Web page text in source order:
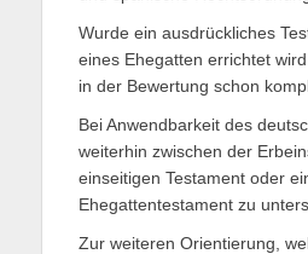
Wurde ein ausdrückliches
eines Ehegatten errichtet
in der Bewertung schon
Bei Anwendbarkeit des
weiterhin zwischen der
einseitigen Testament oder
Ehegattentestament zu
Zur weiteren Orientierung,